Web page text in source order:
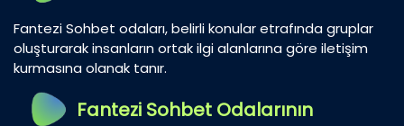
Fantezi Sohbet odaları, belirli konular etrafında gruplar
oluşturarak insanların ortak ilgi alanlarına göre iletişim
kurmasına olanak tanır.
Fantezi Sohbet Odalarının